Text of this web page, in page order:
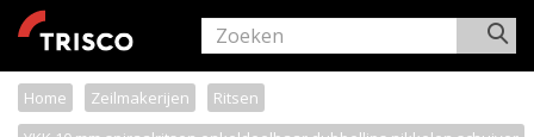
Home Zeilmakerijen
Ritsen